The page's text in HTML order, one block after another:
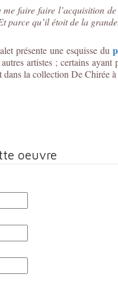
me faire faire l’acquisition
parce qu’il étoit de la
présente une esquisse du
artistes ; certains
dans la collection De
oeuvre